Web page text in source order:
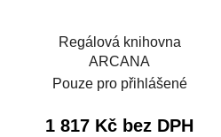
Regálová knihovna
ARCANA
Pouze pro přihlášené
1 817 Kč bez DPH